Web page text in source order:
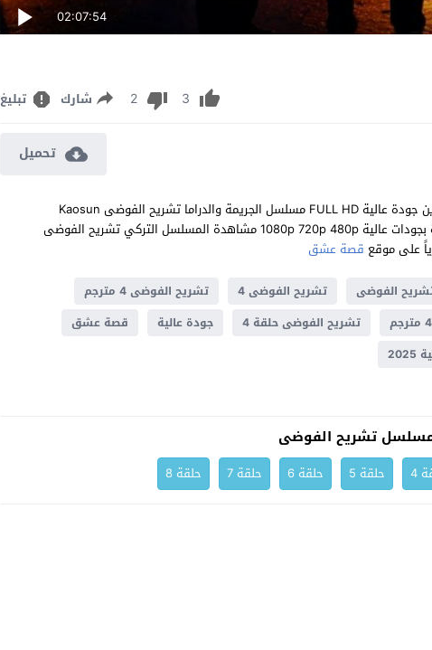
02:07:54
3
2 شارك تبليغ
تحميل
مشاهدة مسلسل تشريح الفوضى الحلقة 4 مترجم للعربية اون لاين جودة عالية FULL HD مسلسل الجريمة والدراما تشريح الفوضى Kaosun
Anatomisi الحلقة 4 الرابعة كاملة تحميل مباشر سيرفرات متعددة بجودات عالية 1080p 720p 480p مشاهدة المسلسل التركي تشريح الفوضى
قصة عشق
الفوضى تشريح الفوضى 4
تشريح الفوضى 4 مترجم
تشريح الفوضى حلقة 4 جودة عالية
قصة عشق
تشريح الفوضى
4 حلقة 5 حلقة 6 حلقة 7 حلقة 8